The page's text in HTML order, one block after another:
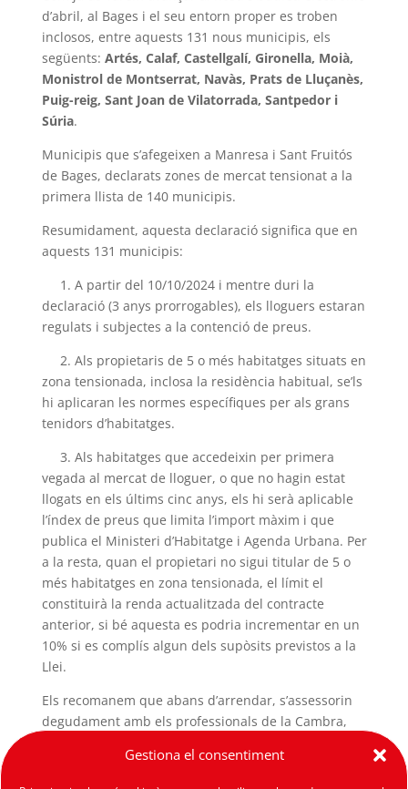
Gestiona el consentiment
d’abril, al Bages i el seu entorn proper es troben
inclosos, entre aquests 131 nous municipis, els
següents: Artés, Calaf, Castellgalí, Gironella, Moià,
Monistrol de Montserrat, Navàs, Prats de Lluçanès,
Puig-reig, Sant Joan de Vilatorrada, Santpedor i
Súria.
Municipis que s’afegeixen a Manresa i Sant Fruitós
de Bages, declarats zones de mercat tensionat a la
primera llista de 140 municipis.
Resumidament, aquesta declaració significa que en
aquests 131 municipis:
1. A partir del 10/10/2024 i mentre duri la
declaració (3 anys prorrogables), els lloguers estaran
regulats i subjectes a la contenció de preus.
2. Als propietaris de 5 o més habitatges situats en
zona tensionada, inclosa la residència habitual, se’ls
hi aplicaran les normes específiques per als grans
tenidors d’habitatges.
3. Als habitatges que accedeixin per primera
vegada al mercat de lloguer, o que no hagin estat
llogats en els últims cinc anys, els hi serà aplicable
l’índex de preus que limita l’import màxim i que
publica el Ministeri d’Habitatge i Agenda Urbana. Per
a la resta, quan el propietari no sigui titular de 5 o
més habitatges en zona tensionada, el límit el
constituirà la renda actualitzada del contracte
anterior, si bé aquesta es podria incrementar en un
10% si es complís algun dels supòsits previstos a la
Llei.
Els recomanem que abans d’arrendar, s’assessorin
degudament amb els professionals de la Cambra,
com per, eventualment, poder aplicar els incentius
fiscals previstos a la Llei pel Dret a l’Habitatge.